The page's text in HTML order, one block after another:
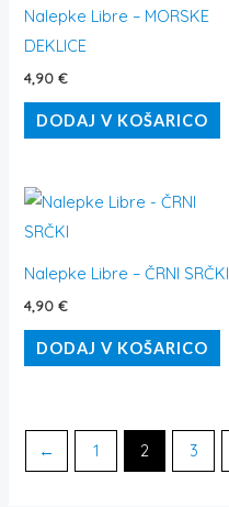
Nalepke Libre – MORSKE
DEKLICE
4,90€
DODAJ V KOŠARICO
Nalepke Libre – ČRNI SRČKI
4,90€
DODAJ V KOŠARICO
← 1 2 3